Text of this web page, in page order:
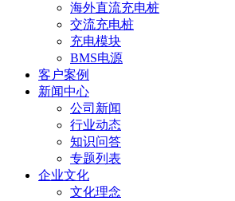
海外直流充电桩
交流充电桩
充电模块
BMS电源
客户案例
新闻中心
公司新闻
行业动态
知识问答
专题列表
企业文化
文化理念